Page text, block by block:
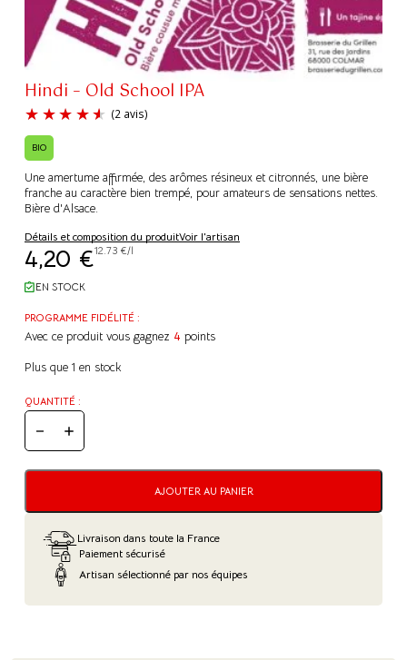
Hindi – Old School IPA
BIO
Une amertume affirmée, des arômes résineux et citronnés, une bière
franche au caractère bien trempé, pour amateurs de sensations nettes.
Bière d'Alsace.
Détails et composition du produitVoir l'artisan
4,20 €12.73 €/l
EN STOCK
PROGRAMME FIDÉLITÉ :
Avec ce produit vous gagnez 4 points
Plus que 1 en stock
QUANTITÉ :
QUANTITÉ
DE
-
IPA
AJOUTER AU PANIER
Livraison dans toute la France
Paiement sécurisé
Artisan sélectionné par nos équipes